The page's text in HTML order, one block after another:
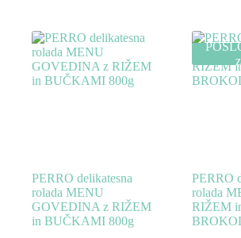
PERRO delikatesna
rolada MENU
GOVEDINA z RIŽEM
in BUČKAMI 800g
PERRO
rolada
RIŽEM